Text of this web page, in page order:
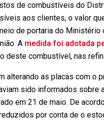
de combustíveis do
aos clientes, o valor
de portaria do Ministério
A medida foi adotada
deste combustível, nas
alterando as placas com o
sido informados
em 21 de maio. De
por conta de o